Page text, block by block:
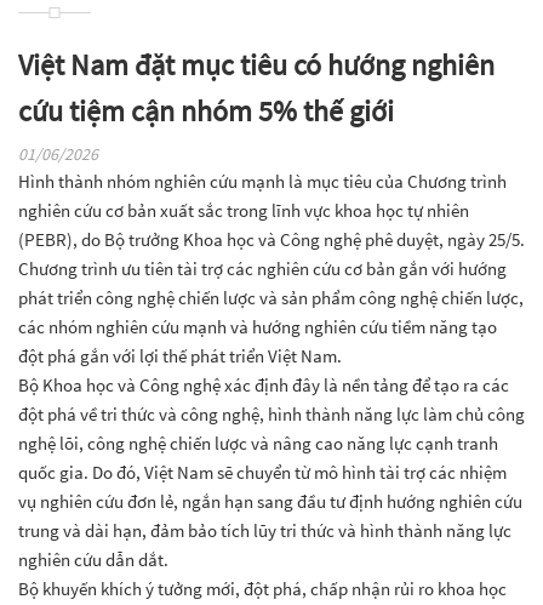
Việt Nam đặt mục tiêu có hướng nghiên
cứu tiệm cận nhóm 5% thế giới
01/06/2026
Hình thành nhóm nghiên cứu mạnh là mục tiêu của Chương trình
nghiên cứu cơ bản xuất sắc trong lĩnh vực khoa học tự nhiên
(PEBR), do Bộ trưởng Khoa học và Công nghệ phê duyệt, ngày 25/5.
Chương trình ưu tiên tài trợ các nghiên cứu cơ bản gắn với hướng
phát triển công nghệ chiến lược và sản phẩm công nghệ chiến lược,
các nhóm nghiên cứu mạnh và hướng nghiên cứu tiềm năng tạo
đột phá gắn với lợi thế phát triển Việt Nam.
Bộ Khoa học và Công nghệ xác định đây là nền tảng để tạo ra các
đột phá về tri thức và công nghệ, hình thành năng lực làm chủ công
nghệ lõi, công nghệ chiến lược và nâng cao năng lực cạnh tranh
quốc gia. Do đó, Việt Nam sẽ chuyển từ mô hình tài trợ các nhiệm
vụ nghiên cứu đơn lẻ, ngắn hạn sang đầu tư định hướng nghiên cứu
trung và dài hạn, đảm bảo tích lũy tri thức và hình thành năng lực
nghiên cứu dẫn dắt.
Bộ khuyến khích ý tưởng mới, đột phá, chấp nhận rủi ro khoa học